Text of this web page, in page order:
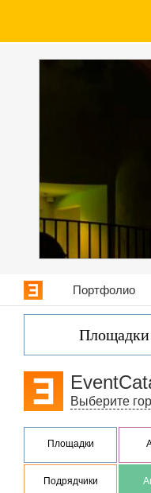
Портфолио
Площадки
Выберите
Площадки
Подрядчики